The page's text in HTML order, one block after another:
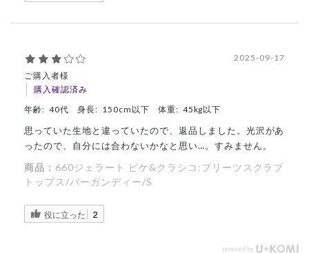
ご購入者様
購入確認済み
2025-09-17
年齢: 40代 身長: 150cm以下 体重: 45kg以下
思っていた生地と違っていたので、返品しました。光沢があ
ったので、自分には合わないかなと思い…。すみません。
商品： 660ジェラート ピケ&クラシコ:プリーツスクラブ
トップス/バーガンディー/S
役に立った 2